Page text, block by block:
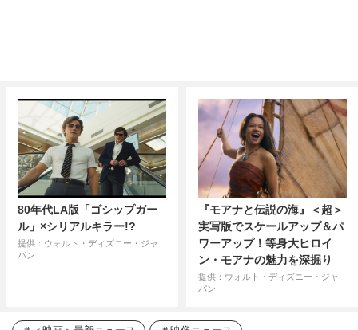
80年代LA版「ゴシップガー
ル」×シリアルキラー!?
提供：ウォルト・ディズニー・ジャ
パン
『モアナと伝説の海』＜超＞
実写版でスケールアップ＆パ
ワーアップ！等身大ヒロイ
ン・モアナの魅力を深掘り
提供：ウォルト・ディズニー・ジャ
パン